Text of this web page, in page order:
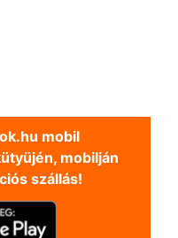
mobil
mobilján
szállás!